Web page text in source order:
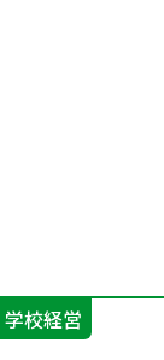
学校経営